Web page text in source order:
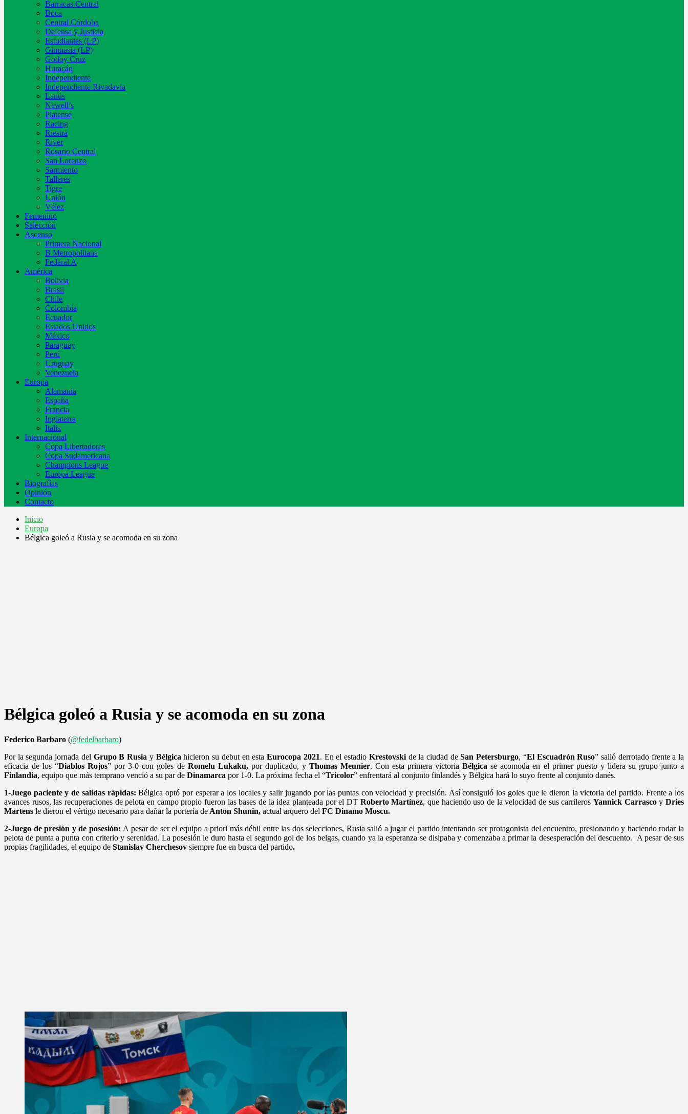
Barracas Central
Boca
Central Córdoba
Defensa y Justicia
Estudiantes (LP)
Gimnasia (LP)
Godoy Cruz
Huracán
Independiente
Independiente Rivadavia
Lanús
Newell’s
Platense
Racing
Riestra
River
Rosario Central
San Lorenzo
Sarmiento
Talleres
Tigre
Unión
Vélez
Femenino
Selección
Ascenso
Primera Nacional
B Metropolitana
Federal A
América
Bolivia
Brasil
Chile
Colombia
Ecuador
Estados Unidos
México
Paraguay
Perú
Uruguay
Venezuela
Europa
Alemania
España
Francia
Inglaterra
Italia
Internacional
Copa Libertadores
Copa Sudamericana
Champions League
Europa League
Biografías
Opinión
Contacto
Inicio
Europa
Bélgica goleó a Rusia y se acomoda en su zona
Bélgica goleó a Rusia y se acomoda en su zona
Federico Barbaro (@fedelbarbaro)
Por la segunda jornada del Grupo B Rusia y Bélgica hicieron su debut en estaEurocopa 2021. En el estadio Krestovskide la ciudad deSan Petersburgo, “El Escuadrón Ruso” salió derrotado frente a la
eficacia de los “Diablos Rojos” por 3-0 con goles de Romelu Lukaku, por duplicado, y Thomas Meunier. Con esta primera victoriaBélgica se acomoda en el primer puesto y lidera su grupo junto a
Finlandia, equipo que más temprano venció a su par de Dinamarca por 1-0. La próxima fecha el “Tricolor” enfrentará al conjunto finlandés y Bélgica hará lo suyo frente al conjunto danés.
1-Juego paciente y de salidas rápidas: Bélgica optó por esperar a los locales y salir jugando por las puntas con velocidad y precisión. Así consiguió los goles que le dieron la victoria del partido. Frente a los
avances rusos, las recuperaciones de pelota en campo propio fueron las bases de la idea planteada por el DT Roberto Martínez, que haciendo uso de la velocidad de sus carrilerosYannick CarrascoyDries
Martens le dieron el vértigo necesario para dañar la portería de Anton Shunin, actual arquero del FC Dinamo Moscu.
2-Juego de presión y de posesión: A pesar de ser el equipo a priori más débil entre las dos selecciones, Rusia salió a jugar el partido intentando ser protagonista del encuentro, presionando y haciendo rodar la
pelota de punta a punta con criterio y serenidad. La posesión le duro hasta el segundo gol de los belgas, cuando ya la esperanza se disipaba y comenzaba a primar la desesperación del descuento. A pesar de sus
propias fragilidades, el equipo de Stanislav Cherchesov siempre fue en busca del partido.